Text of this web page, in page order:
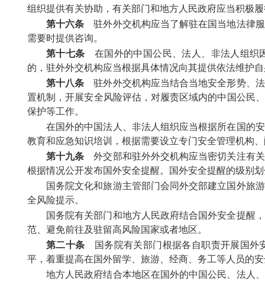
组织提供有关协助，有关部门和地方人民政府应当积极
第十六条 驻外外交机构应当了解驻在国当地法律
需要时提供咨询。
第十七条 在国外的中国公民、法人、非法人组织
的，驻外外交机构应当根据具体情况向其提供依法维护
第十八条 驻外外交机构应当结合当地安全形势、
置机制，开展安全风险评估，对履责区域内的中国公民
保护等工作。
在国外的中国法人、非法人组织应当根据所在国的
教育和应急知识培训，根据需要设立专门安全管理机构
第十九条 外交部和驻外外交机构应当密切关注有
根据情况公开发布国外安全提醒。国外安全提醒的级别
国务院文化和旅游主管部门会同外交部建立国外旅
全风险提示。
国务院有关部门和地方人民政府结合国外安全提醒
范、避免前往及驻留高风险国家或者地区。
第二十条 国务院有关部门根据各自职责开展国外
平，着重提高在国外留学、旅游、经商、务工等人员的
地方人民政府结合本地区在国外的中国公民、法人